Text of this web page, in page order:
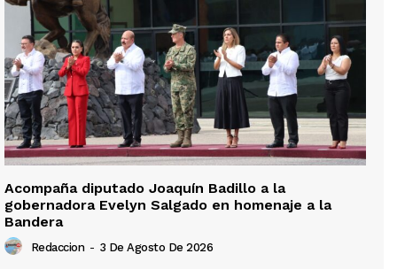
Acompaña diputado Joaquín Badillo a la
gobernadora Evelyn Salgado en homenaje a la
Bandera
Redaccion - 3 De Agosto De 2026